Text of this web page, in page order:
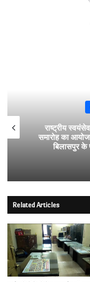
राष्ट्रीय
समारोह का
बिलासपुर
Related Articles